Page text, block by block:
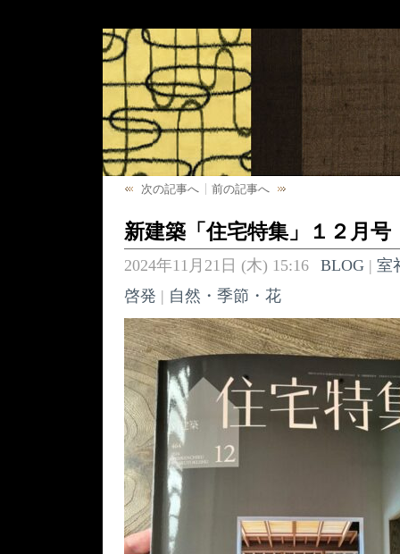
次の記事へ 前の記事へ
新建築「住宅特集」１２月号
2024年11月21日 (木) 15:16 BLOG| 室
啓発 | 自然・季節・花